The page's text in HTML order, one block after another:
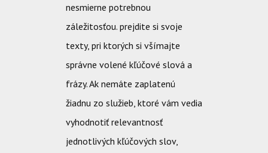
nesmierne potrebnou
záležitosťou. prejdite si svoje
texty, pri ktorých si všímajte
správne volené kľúčové slová a
frázy. Ak nemáte zaplatenú
žiadnu zo služieb, ktoré vám vedia
vyhodnotiť relevantnosť
jednotlivých kľúčových slov,